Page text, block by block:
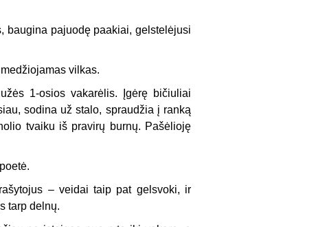
baugina pajuodę paakiai, gelstelėjusi
vilkas.
1-osios vakarėlis. Įgėrę bičiuliai
sodina už stalo, spraudžia į ranką
tvaiku iš pravirų burnų. Pašėlioję
– veidai taip pat gelsvoki, ir
tarp delnų.